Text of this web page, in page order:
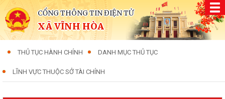
CỔNG THÔNG TIN ĐIỆN TỬ
XÃ VĨNH HÒA
THỦ TỤC HÀNH CHÍNH DANH MỤC THỦ TỤC
LĨNH VỰC THUỘC SỞ TÀI CHÍNH